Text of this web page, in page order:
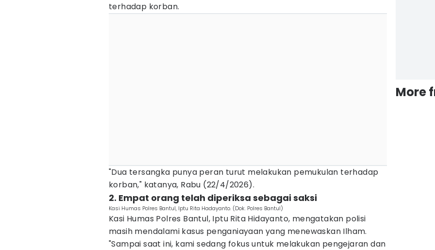
terhadap korban.
"Dua tersangka punya peran turut melakukan pemukulan terhadap
korban," katanya, Rabu (22/4/2026).
2. ‎Empat orang telah diperiksa sebagai saksi
Kasi Humas Polres Bantul, Iptu Rita Hadayanto. (Dok. Polres Bantul)
Kasi Humas Polres Bantul, Iptu Rita Hidayanto, mengatakan polisi
masih mendalami kasus penganiayaan yang menewaskan Ilham.
"Sampai saat ini, kami sedang fokus untuk melakukan pengejaran dan
More